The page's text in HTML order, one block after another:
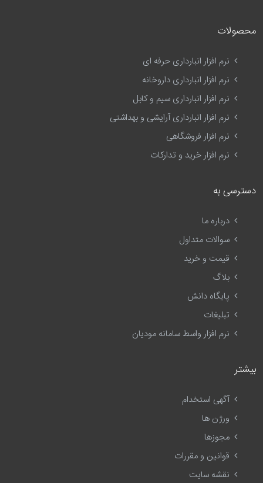
محصولات
نرم افزار انبارداری حرفه ای
نرم افزار انبارداری داروخانه
نرم افزار انبارداری سیم و کابل
نرم افزار انبارداری آرایشی و بهداشتی
نرم افزار فروشگاهی
نرم افزار خرید و تدارکات
دسترسی به
درباره ما
سوالات متداول
قیمت و خرید
بلاگ
پایگاه دانش
تبلیغات
نرم افزار واسط سامانه مودیان
بیشتر
آگهی استخدام
ورژن ها
مجوزها
قوانین و مقررات
نقشه سایت